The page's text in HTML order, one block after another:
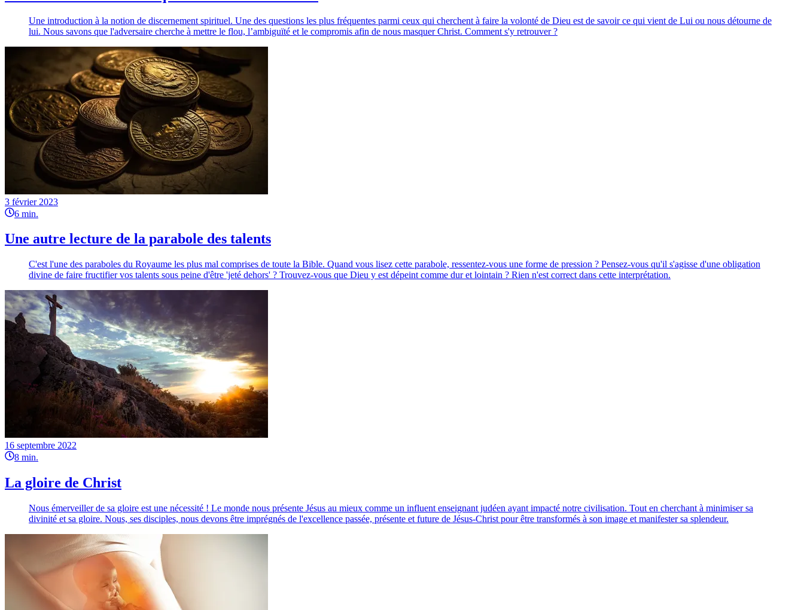
Une introduction à la notion de discernement spirituel. Une des questions les plus fréquentes parmi ceux qui cherchent à faire la volonté de Dieu est de savoir ce qui vient de Lui ou nous détourne de
lui. Nous savons que l'adversaire cherche à mettre le flou, l’ambiguïté et le compromis afin de nous masquer Christ. Comment s'y retrouver ?
3 février 2023
6 min.
Une autre lecture de la parabole des talents
C'est l'une des paraboles du Royaume les plus mal comprises de toute la Bible. Quand vous lisez cette parabole, ressentez-vous une forme de pression ? Pensez-vous qu'il s'agisse d'une obligation
divine de faire fructifier vos talents sous peine d'être 'jeté dehors' ? Trouvez-vous que Dieu y est dépeint comme dur et lointain ? Rien n'est correct dans cette interprétation.
16 septembre 2022
8 min.
La gloire de Christ
Nous émerveiller de sa gloire est une nécessité ! Le monde nous présente Jésus au mieux comme un influent enseignant judéen ayant impacté notre civilisation. Tout en cherchant à minimiser sa
divinité et sa gloire. Nous, ses disciples, nous devons être imprégnés de l'excellence passée, présente et future de Jésus-Christ pour être transformés à son image et manifester sa splendeur.